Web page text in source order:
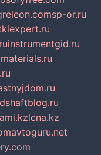
sp-or.ru
instrumentgid.ru
lcna.kz
avtoguru.net